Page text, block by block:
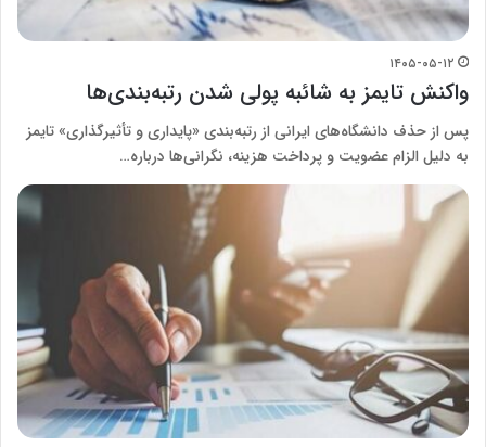
۱۴۰۵-۰۵-۱۲
واکنش تایمز به شائبه پولی شدن رتبه‌بندی‌ها
پس از حذف دانشگاه‌های ایرانی از رتبه‌بندی «پایداری و تأثیرگذاری» تایمز
به دلیل الزام عضویت و پرداخت هزینه، نگرانی‌ها درباره…